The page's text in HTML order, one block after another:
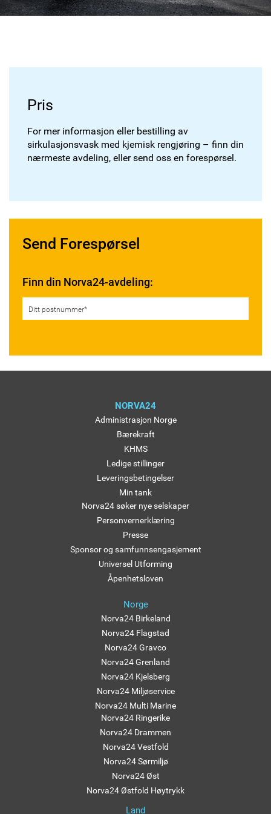
Pris
For mer informasjon eller bestilling av
sirkulasjonsvask med kjemisk rengjøring – finn din
nærmeste avdeling, eller send oss en forespørsel.
Send Forespørsel
Finn din Norva24-avdeling:
NORVA24
Administrasjon Norge
Bærekraft
KHMS
Ledige stillinger
Leveringsbetingelser
Min tank
Norva24 søker nye selskaper
Personvernerklæring
Presse
Sponsor og samfunnsengasjement
Universel Utforming
Åpenhetsloven
Norge
Norva24 Birkeland
Norva24 Flagstad
Norva24 Gravco
Norva24 Grenland
Norva24 Kjelsberg
Norva24 Miljøservice
Norva24 Multi Marine
Norva24 Ringerike
Norva24 Drammen
Norva24 Vestfold
Norva24 Sørmiljø
Norva24 Øst
Norva24 Østfold Høytrykk
Land